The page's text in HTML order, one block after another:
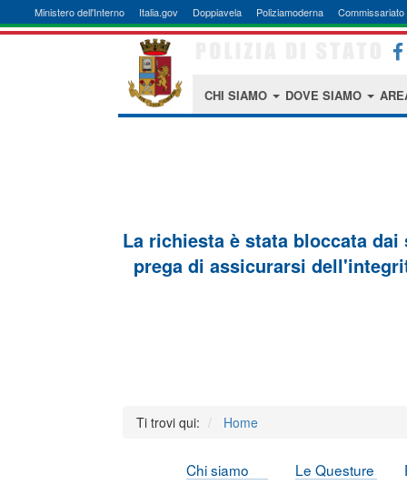
Ministero dell'Interno Italia.gov Doppiavela Poliziamoderna Commissariato
CHI SIAMO DOVE SIAMO
La richiesta è stata bloccata
prega di assicurarsi
Ti trovi qui: Home
Chi siamo Le Questure